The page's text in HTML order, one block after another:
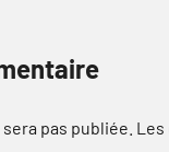
pas publiée. Les